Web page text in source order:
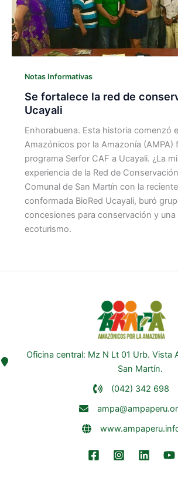
Notas Informativas
Se fortalece la red de
Ucayali
Enhorabuena. Esta historia comenzó
Amazónicos por la Amazonía (AMPA)
programa Serfor CAF a Ucayali. ¿La
experiencia de la Red de
Comunal de San Martín con la
conformada BioRed Ucayali, buró
concesiones para conservación y
ecoturismo.
Oficina central: Mz N Lt 01 Urb. Vista
San Martín.
(042) 342 698